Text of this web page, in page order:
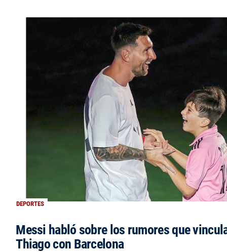
DEPORTES
Messi habló sobre los rumores que
Thiago con Barcelona